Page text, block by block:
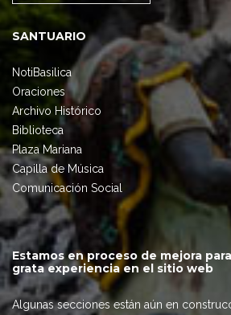
SANTUARIO
NotiBasilica
Oraciones
Archivo Histórico
Biblioteca
Plaza Mariana
Capilla de Música
Comunicación Social
Estamos en proceso de mejora
grata experiencia en el sitio web
Algunas secciones están aún en